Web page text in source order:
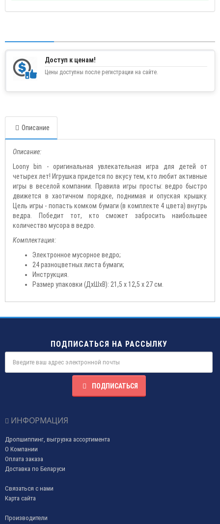
Доступ к ценам!
Цены доступны после регистрации на сайте.
Описание
Описание:
Loony bin - оригинальная увлекательная игра для детей от
четырех лет! Игрушка придется по вкусу тем, кто любит активные
игры в веселой компании. Правила игры просты: ведро быстро
движется в хаотичном порядке, поднимая и опуская крышку.
Цель игры - попасть комком бумаги (в комплекте 4 цвета) внутрь
ведра. Победит тот, кто сможет забросить наибольшее
количество мусора в ведро.
Комплектация:
Электронное мусорное ведро;
24 разноцветных листа бумаги;
Инструкция.
Размер упаковки (ДхШхВ): 21,5 х 12,5 х 27 см.
ПОДПИСАТЬСЯ НА РАССЫЛКУ
ПОДПИСАТЬСЯ
ИНФОРМАЦИЯ
Дропшиппинг, выгрузка ассортимента
О Компании
Оплата заказа
Доставка по Беларуси
Связаться с нами
Карта сайта
Производители